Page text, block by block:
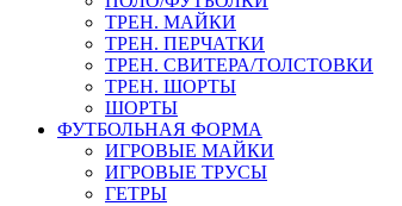
ТРЕН. МАЙКИ
ТРЕН. ПЕРЧАТКИ
ТРЕН. СВИТЕРА/ТОЛСТОВКИ
ТРЕН. ШОРТЫ
ШОРТЫ
ФУТБОЛЬНАЯ ФОРМА
ИГРОВЫЕ МАЙКИ
ИГРОВЫЕ ТРУСЫ
ГЕТРЫ